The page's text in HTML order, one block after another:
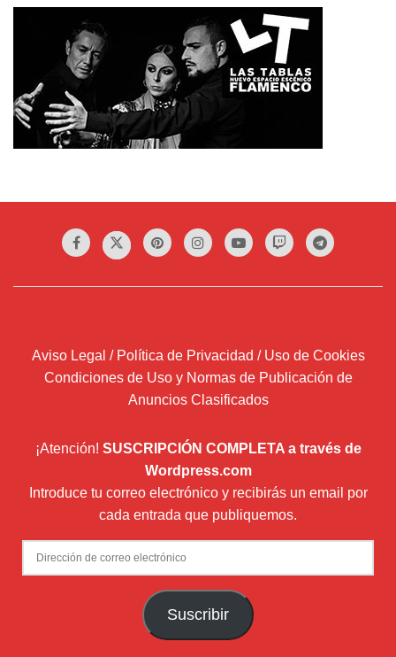
Aviso Legal / Política de Privacidad / Uso de Cookies
Condiciones de Uso y Normas de Publicación de
Anuncios Clasificados
¡Atención! SUSCRIPCIÓN COMPLETA a través de
Wordpress.com
Introduce tu correo electrónico y recibirás un email por
cada entrada que publiquemos.
Dirección
de
Suscribir